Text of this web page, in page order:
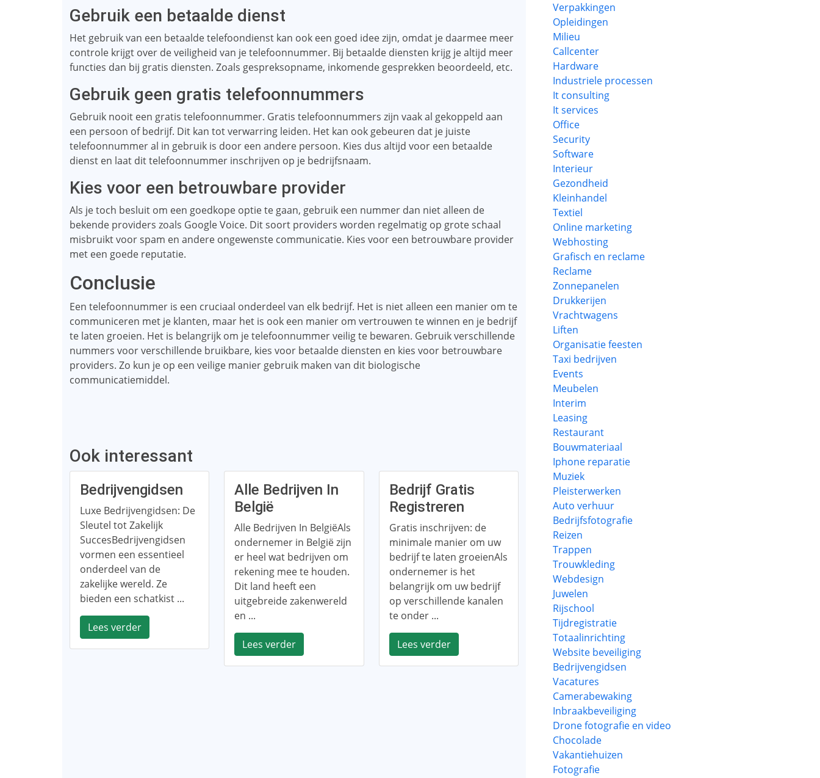
Gebruik een betaalde dienst
Het gebruik van een betaalde telefoondienst kan ook een goed idee zijn, omdat je daarmee meer
controle krijgt over de veiligheid van je telefoonnummer. Bij betaalde diensten krijg je altijd meer
functies dan bij gratis diensten. Zoals gespreksopname, inkomende gesprekken beoordeeld, etc.
Gebruik geen gratis telefoonnummers
Gebruik nooit een gratis telefoonnummer. Gratis telefoonnummers zijn vaak al gekoppeld aan
een persoon of bedrijf. Dit kan tot verwarring leiden. Het kan ook gebeuren dat je juiste
telefoonnummer al in gebruik is door een andere persoon. Kies dus altijd voor een betaalde
dienst en laat dit telefoonnummer inschrijven op je bedrijfsnaam.
Kies voor een betrouwbare provider
Als je toch besluit om een ​​goedkope optie te gaan, gebruik een nummer dan niet alleen de
bekende providers zoals Google Voice. Dit soort providers worden regelmatig op grote schaal
misbruikt voor spam en andere ongewenste communicatie. Kies voor een betrouwbare provider
met een goede reputatie.
Conclusie
Een telefoonnummer is een cruciaal onderdeel van elk bedrijf. Het is niet alleen een manier om te
communiceren met je klanten, maar het is ook een manier om vertrouwen te winnen en je bedrijf
te laten groeien. Het is belangrijk om je telefoonnummer veilig te bewaren. Gebruik verschillende
nummers voor verschillende bruikbare, kies voor betaalde diensten en kies voor betrouwbare
providers. Zo kun je op een veilige manier gebruik maken van dit biologische
communicatiemiddel.
Ook interessant
Bedrijvengidsen
Luxe Bedrijvengidsen: De
Sleutel tot Zakelijk
SuccesBedrijvengidsen
vormen een essentieel
onderdeel van de
zakelijke wereld. Ze
bieden een schatkist ...
Lees verder
Alle Bedrijven In
België
Alle Bedrijven In BelgiëAls
ondernemer in België zijn
er heel wat bedrijven om
rekening mee te houden.
Dit land heeft een
uitgebreide zakenwereld
en ...
Lees verder
Bedrijf Gratis
Registreren
Gratis inschrijven: de
minimale manier om uw
bedrijf te laten groeienAls
ondernemer is het
belangrijk om uw bedrijf
op verschillende kanalen
te onder ...
Lees verder
Verpakkingen
Opleidingen
Milieu
Callcenter
Hardware
Industriele processen
It consulting
It services
Office
Security
Software
Interieur
Gezondheid
Kleinhandel
Textiel
Online marketing
Webhosting
Grafisch en reclame
Reclame
Zonnepanelen
Drukkerijen
Vrachtwagens
Liften
Organisatie feesten
Taxi bedrijven
Events
Meubelen
Interim
Leasing
Restaurant
Bouwmateriaal
Iphone reparatie
Muziek
Pleisterwerken
Auto verhuur
Bedrijfsfotografie
Reizen
Trappen
Trouwkleding
Webdesign
Juwelen
Rijschool
Tijdregistratie
Totaalinrichting
Website beveiliging
Bedrijvengidsen
Vacatures
Camerabewaking
Inbraakbeveiliging
Drone fotografie en video
Chocolade
Vakantiehuizen
Fotografie